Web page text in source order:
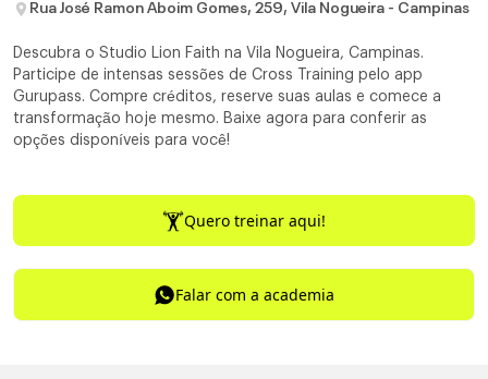
Rua José Ramon Aboim Gomes, 259, Vila Nogueira - Campinas
Descubra o Studio Lion Faith na Vila Nogueira, Campinas.
Participe de intensas sessões de Cross Training pelo app
Gurupass. Compre créditos, reserve suas aulas e comece a
transformação hoje mesmo. Baixe agora para conferir as
opções disponíveis para você!
Quero treinar aqui!
Falar com a academia